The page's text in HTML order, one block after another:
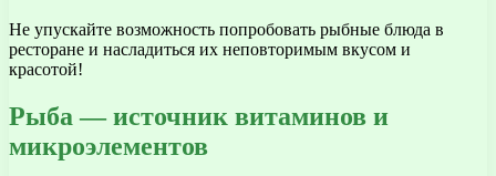
Не упускайте возможность попробовать рыбные блюда в
ресторане и насладиться их неповторимым вкусом и
красотой!
Рыба — источник витаминов и
микроэлементов